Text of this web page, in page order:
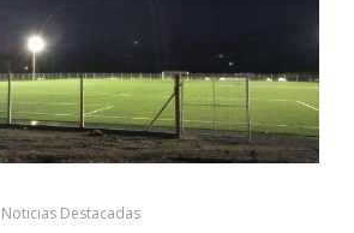
Noticias Destacadas